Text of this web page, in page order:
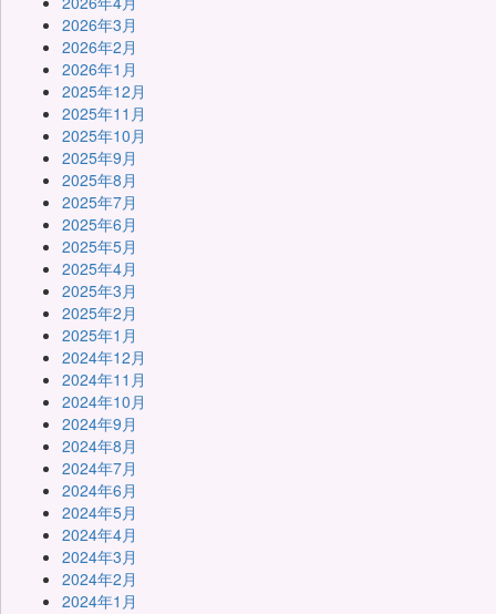
2026年3月
2026年2月
2026年1月
2025年12月
2025年11月
2025年10月
2025年9月
2025年8月
2025年7月
2025年6月
2025年5月
2025年4月
2025年3月
2025年2月
2025年1月
2024年12月
2024年11月
2024年10月
2024年9月
2024年8月
2024年7月
2024年6月
2024年5月
2024年4月
2024年3月
2024年2月
2024年1月